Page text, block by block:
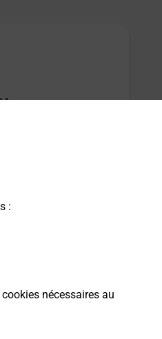
:
nécessaires au